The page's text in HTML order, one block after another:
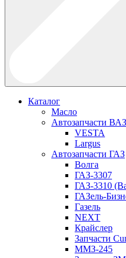
Каталог
Масло
Автозапчасти ВАЗ
VESTA
Largus
Автозапчасти ГАЗ
Волга
ГАЗ-3307
ГАЗ-3310
ГАЗель-
Газель
NEXT
Крайслер
Запчасти
ММЗ-245